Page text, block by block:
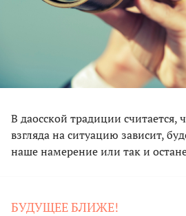
В даосской традиции
взгляда на ситуацию зависит,
наше намерение или так и
БУДУЩЕЕ БЛИЖЕ!